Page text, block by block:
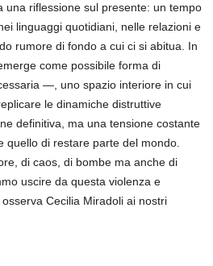
una riflessione sul presente: un tempo
linguaggi quotidiani, nelle relazioni e
rumore di fondo a cui ci si abitua. In
come possibile forma di
—, uno spazio interiore in cui
le dinamiche distruttive
definitiva, ma una tensione costante
quello di restare parte del mondo.
di caos, di bombe ma anche di
uscire da questa violenza e
Cecilia Miradoli ai nostri